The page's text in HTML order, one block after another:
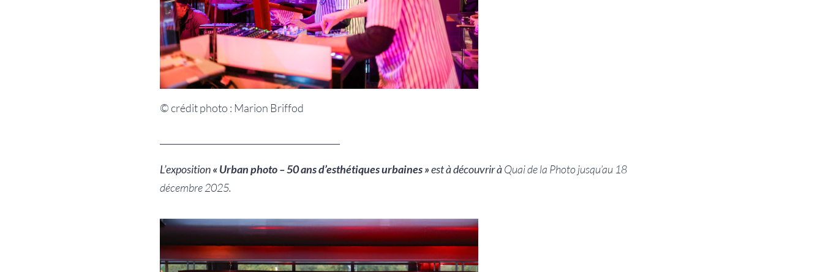
©crédit photo : Marion Briffod
L’exposition« Urban photo – 50 ans d’esthétiques urbaines »est à découvrir àQuai de la Photo jusqu’au 18
décembre 2025.